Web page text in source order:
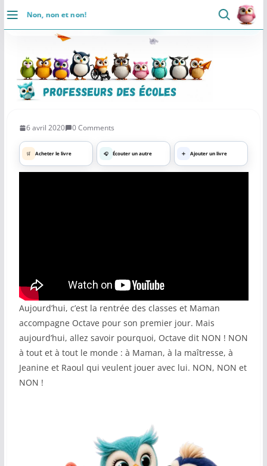
PasserNon, non et non!
DÉCOUVRIR
Accueil
Se connecter
Ressources
COMMUNAUTÉ
Groupes
Forum
Petites annonces
6 avril 2020 0 Comments
🛒 Acheter le livre 🎧 Écouter un autre ➕ Ajouter un livre
Aujourd’hui, c’est la rentrée des classes et Maman
accompagne Octave pour son premier jour. Mais
aujourd’hui, allez savoir pourquoi, Octave dit NON ! NON
à tout et à tout le monde : à Maman, à la maîtresse, à
Jeanine et Raoul qui veulent jouer avec lui. NON, NON et
NON !
Professeurs des Ecoles 5.0 ⭐
Communaute Ressources
Installer